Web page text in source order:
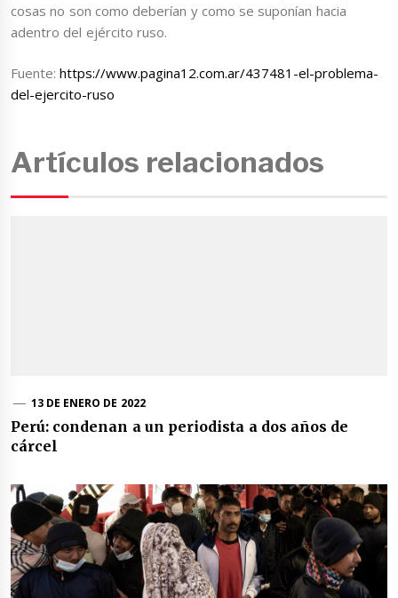
cosas no son como deberían y como se suponían hacia
adentro del ejército ruso.
Fuente:https://www.pagina12.com.ar/437481-el-problema-
del-ejercito-ruso
Artículos relacionados
13 DE ENERO DE 2022
Perú: condenan a un periodista a dos años de
cárcel